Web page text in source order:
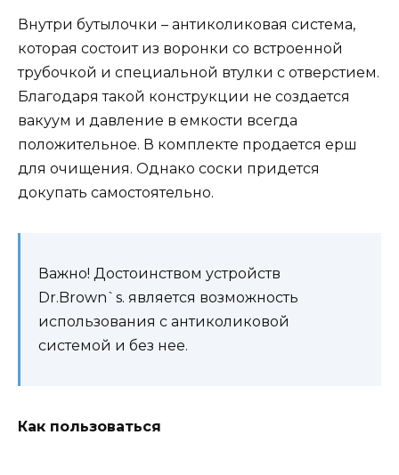
Внутри бутылочки – антиколиковая система,
которая состоит из воронки со встроенной
трубочкой и специальной втулки с отверстием.
Благодаря такой конструкции не создается
вакуум и давление в емкости всегда
положительное. В комплекте продается ерш
для очищения. Однако соски придется
докупать самостоятельно.
Важно! Достоинством устройств
Dr.Brown`s. является возможность
использования с антиколиковой
системой и без нее.
Как пользоваться